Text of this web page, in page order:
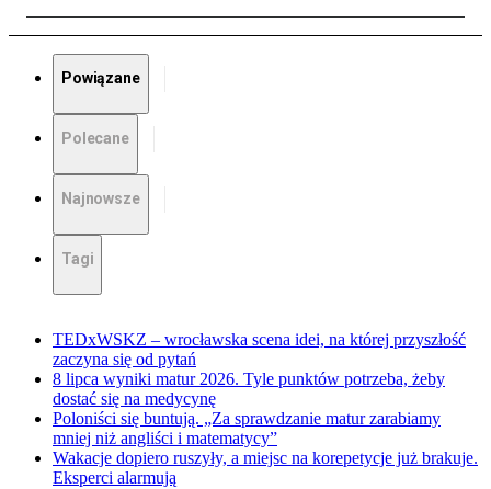
Powiązane
Polecane
Najnowsze
Tagi
TEDxWSKZ – wrocławska scena idei, na której przyszłość
zaczyna się od pytań
8 lipca wyniki matur 2026. Tyle punktów potrzeba, żeby
dostać się na medycynę
Poloniści się buntują. „Za sprawdzanie matur zarabiamy
mniej niż angliści i matematycy”
Wakacje dopiero ruszyły, a miejsc na korepetycje już brakuje.
Eksperci alarmują